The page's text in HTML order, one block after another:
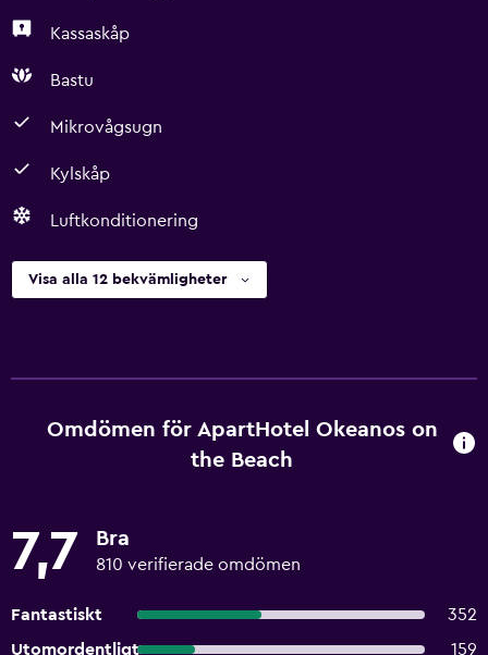
Kassaskåp
Bastu
Mikrovågsugn
Kylskåp
Luftkonditionering
Visa alla 12 bekvämligheter
Omdömen för ApartHotel Okeanos on
the Beach
7,7 Bra
810 verifierade omdömen
Fantastiskt
352
Utomordentligt
159